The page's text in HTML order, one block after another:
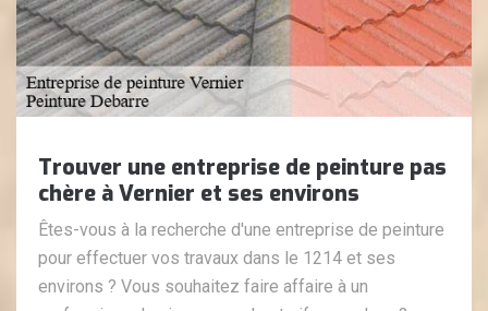
Trouver une entreprise de peinture pas
chère à Vernier et ses environs
Êtes-vous à la recherche d'une entreprise de peinture
pour effectuer vos travaux dans le 1214 et ses
environs ? Vous souhaitez faire affaire à un